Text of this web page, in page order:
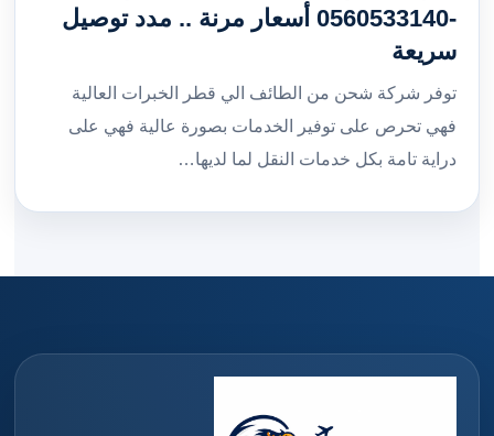
-0560533140 أسعار مرنة .. مدد توصيل
سريعة
توفر شركة شحن من الطائف الي قطر الخبرات العالية
فهي تحرص على توفير الخدمات بصورة عالية فهي على
دراية تامة بكل خدمات النقل لما لديها…